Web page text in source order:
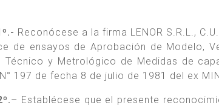
Reconócese a la firma LENOR S.R.L.,
de ensayos de Aprobación de Modelo,
Técnico y Metrológico de Medidas de
197 de fecha 8 de julio de 1981 del ex
– Establécese que el presente